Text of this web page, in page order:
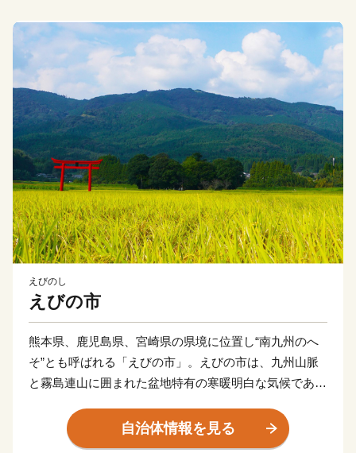
えびのし
えびの市
熊本県、鹿児島県、宮崎県の県境に位置し“南九州のへ
そ”とも呼ばれる「えびの市」。えびの市は、九州山脈
と霧島連山に囲まれた盆地特有の寒暖明白な気候であ
農畜産物の宝庫です。
天然記念物である“ノカイドウ”の世界で唯一の自生地で
自治体情報を見る